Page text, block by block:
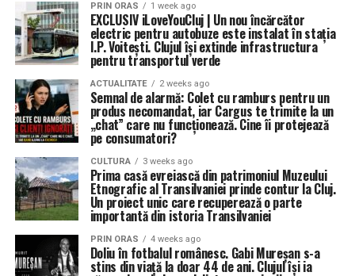
PRIN ORAS 1 week ago
EXCLUSIV iLoveYouCluj | Un nou încărcător
electric pentru autobuze este instalat în stația
I.P. Voitești. Clujul își extinde infrastructura
pentru transportul verde
ACTUALITATE 2 weeks ago
Semnal de alarmă: Colet cu ramburs pentru un
produs necomandat, iar Cargus te trimite la un
„chat” care nu funcționează. Cine îi protejează
pe consumatori?
CULTURA 3 weeks ago
Prima casă evreiască din patrimoniul Muzeului
Etnografic al Transilvaniei prinde contur la Cluj.
Un proiect unic care recuperează o parte
importantă din istoria Transilvaniei
PRIN ORAS 4 weeks ago
Doliu în fotbalul românesc. Gabi Mureșan s-a
stins din viață la doar 44 de ani. Clujul își ia